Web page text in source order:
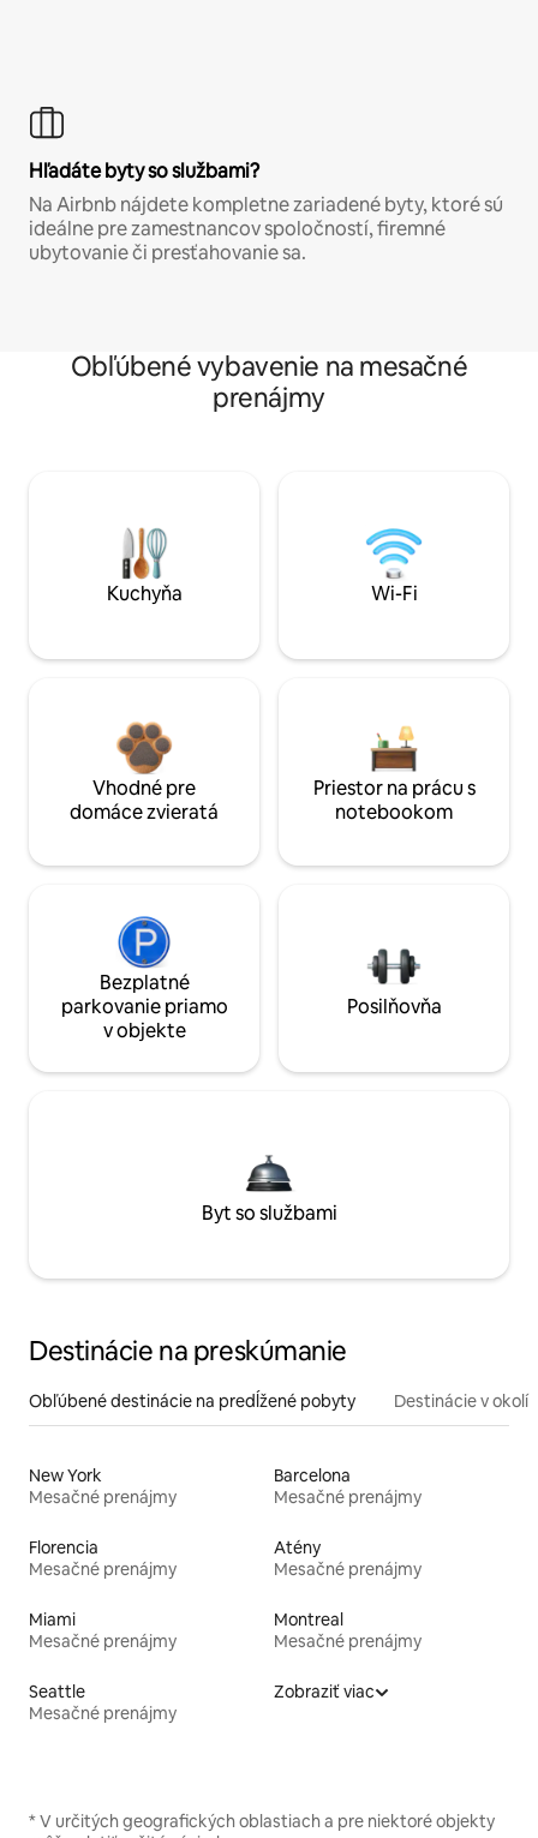
Hľadáte byty so službami?
Na Airbnb nájdete kompletne zariadené byty, ktoré sú
ideálne pre zamestnancov spoločností, firemné
ubytovanie či presťahovanie sa.
Obľúbené vybavenie na mesačné
prenájmy
Kuchyňa Wi-Fi
Vhodné pre
domáce zvieratá
Priestor na prácu s
notebookom
Bezplatné
parkovanie priamo
v objekte
Posilňovňa
Byt so službami
Destinácie na preskúmanie
Obľúbené destinácie na predĺžené pobyty Destinácie v okolí
New York
Mesačné prenájmy
Barcelona
Mesačné prenájmy
Florencia
Mesačné prenájmy
Atény
Mesačné prenájmy
Miami
Mesačné prenájmy
Montreal
Mesačné prenájmy
Seattle
Mesačné prenájmy
Zobraziť viac
* V určitých geografických oblastiach a pre niektoré objekty